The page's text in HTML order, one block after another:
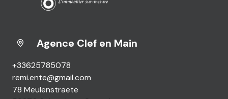
Agence Clef en Main
+33625785078
remi.ente@gmail.com
78 Meulenstraete